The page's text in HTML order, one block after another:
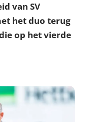
van SV
het duo terug
op het vierde